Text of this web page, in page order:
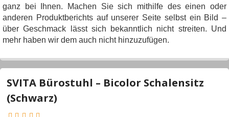
ganz bei Ihnen. Machen Sie sich mithilfe des einen oder
anderen Produktberichts auf unserer Seite selbst ein Bild –
über Geschmack lässt sich bekanntlich nicht streiten. Und
mehr haben wir dem auch nicht hinzuzufügen.
SVITA Bürostuhl – Bicolor Schalensitz
(Schwarz)